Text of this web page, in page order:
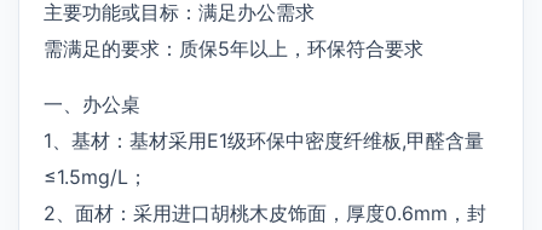
主要功能或目标：满足办公需求
需满足的要求：质保5年以上，环保符合要求
一、办公桌
1、基材：基材采用E1级环保中密度纤维板,甲醛含量
≤1.5mg/L；
2、面材：采用进口胡桃木皮饰面，厚度0.6mm，封